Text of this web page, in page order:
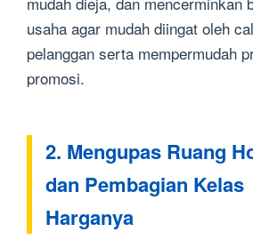
usaha agar mudah diingat oleh
pelanggan serta mempermudah
promosi.
2. Mengupas Ruang
dan Pembagian Kelas
Harganya